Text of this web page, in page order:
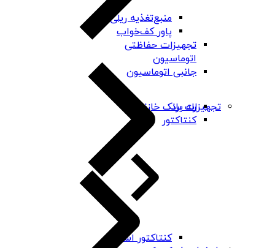
منبع‌تغذیه ریلی
پاور کف‌خواب
تجهیزات حفاظتی
اتوماسیون
جانبی اتوماسیون
رله برد
کنتاکتور
کنتاکتور اشنایدر
تجهیزات بانک خازنی